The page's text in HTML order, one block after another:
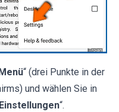
“ (drei Punkte in der
und wählen Sie in
Einstellungen“.